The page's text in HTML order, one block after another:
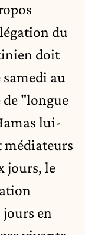
du
doit
au
de "longue
lui-
médiateurs
jours, le
jours en